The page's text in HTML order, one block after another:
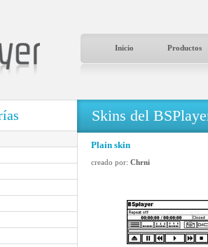
Inicio Productos
Skins del
Plain skin
creado por: Chrni